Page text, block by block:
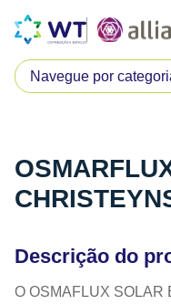
Descrição do
O OSMAFLUX SOLAR